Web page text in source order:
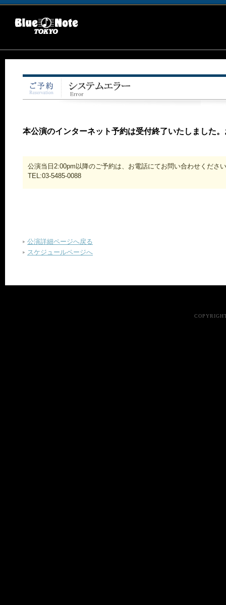
本公演のインターネット予約は受付終了いたしました
公演当日2:00pm以降のご予約は、お電話にてお問い合わせくださ
TEL:03-5485-0088
公演詳細ページへ戻る
スケジュールページへ